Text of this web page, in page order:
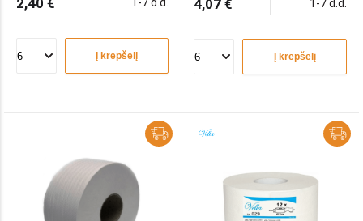
2,40 € 1-7 d.d.
Į krepšelį
4,07 € 1-7 d.d.
Į krepšelį